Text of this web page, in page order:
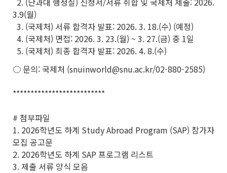
3.9(월)
3. (국제처) 서류 합격자 발표: 2026. 3. 18.(수) (예정)
4. (국제처) 면접: 2026. 3. 23.(월) ~ 3. 27.(금) 중 1일
5. (국제처) 최종 합격자 발표: 2026. 4. 8.(수)
○ 문의: 국제처 (snuinworld@snu.ac.kr/02-880-2585)
**************************
# 첨부파일
1. 2026학년도 하계 Study Abroad Program (SAP) 참가자
모집 공고문
2. 2026학년도 하계 SAP 프로그램 리스트
3. 제출 서류 양식 모음